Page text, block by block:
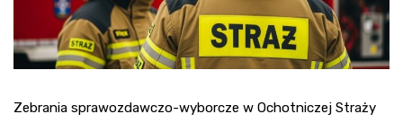
Zebrania sprawozdawczo-wyborcze w Ochotniczej Straży